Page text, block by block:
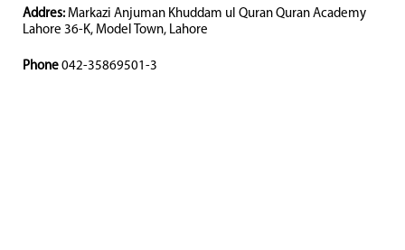
Addres: Markazi Anjuman Khuddam ul Quran Quran Academy
Lahore 36-K, Model Town, Lahore
Phone 042-35869501-3